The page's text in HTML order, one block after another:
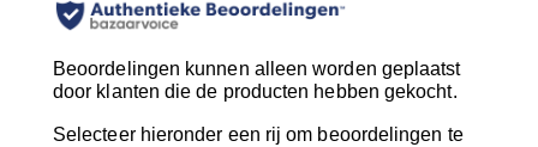
Beoordelingen kunnen alleen worden geplaatst
door klanten die de producten hebben gekocht.
Selecteer hieronder een rij om beoordelingen te